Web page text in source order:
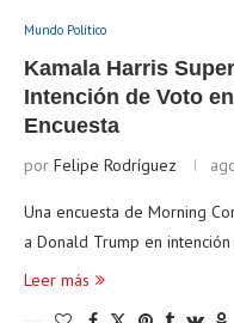
Mundo Político
Kamala Harris
Intención de Voto
Encuesta
por Felipe Rodríguez
Una encuesta de Morning
a Donald Trump en
Leer más